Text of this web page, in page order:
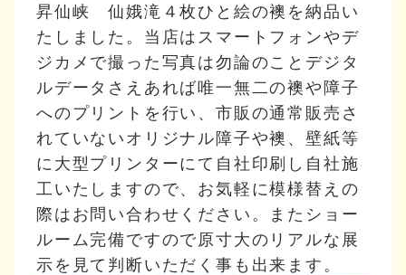
昇仙峡 仙娥滝４枚ひと絵の襖を納品い
たしました。当店はスマートフォンやデ
ジカメで撮った写真は勿論のことデジタ
ルデータさえあれば唯一無二の襖や障子
へのプリントを行い、市販の通常販売さ
れていないオリジナル障子や襖、壁紙等
に大型プリンターにて自社印刷し自社施
工いたしますので、お気軽に模様替えの
際はお問い合わせください。またショー
ルーム完備ですので原寸大のリアルな展
示を見て判断いただく事も出来ます。